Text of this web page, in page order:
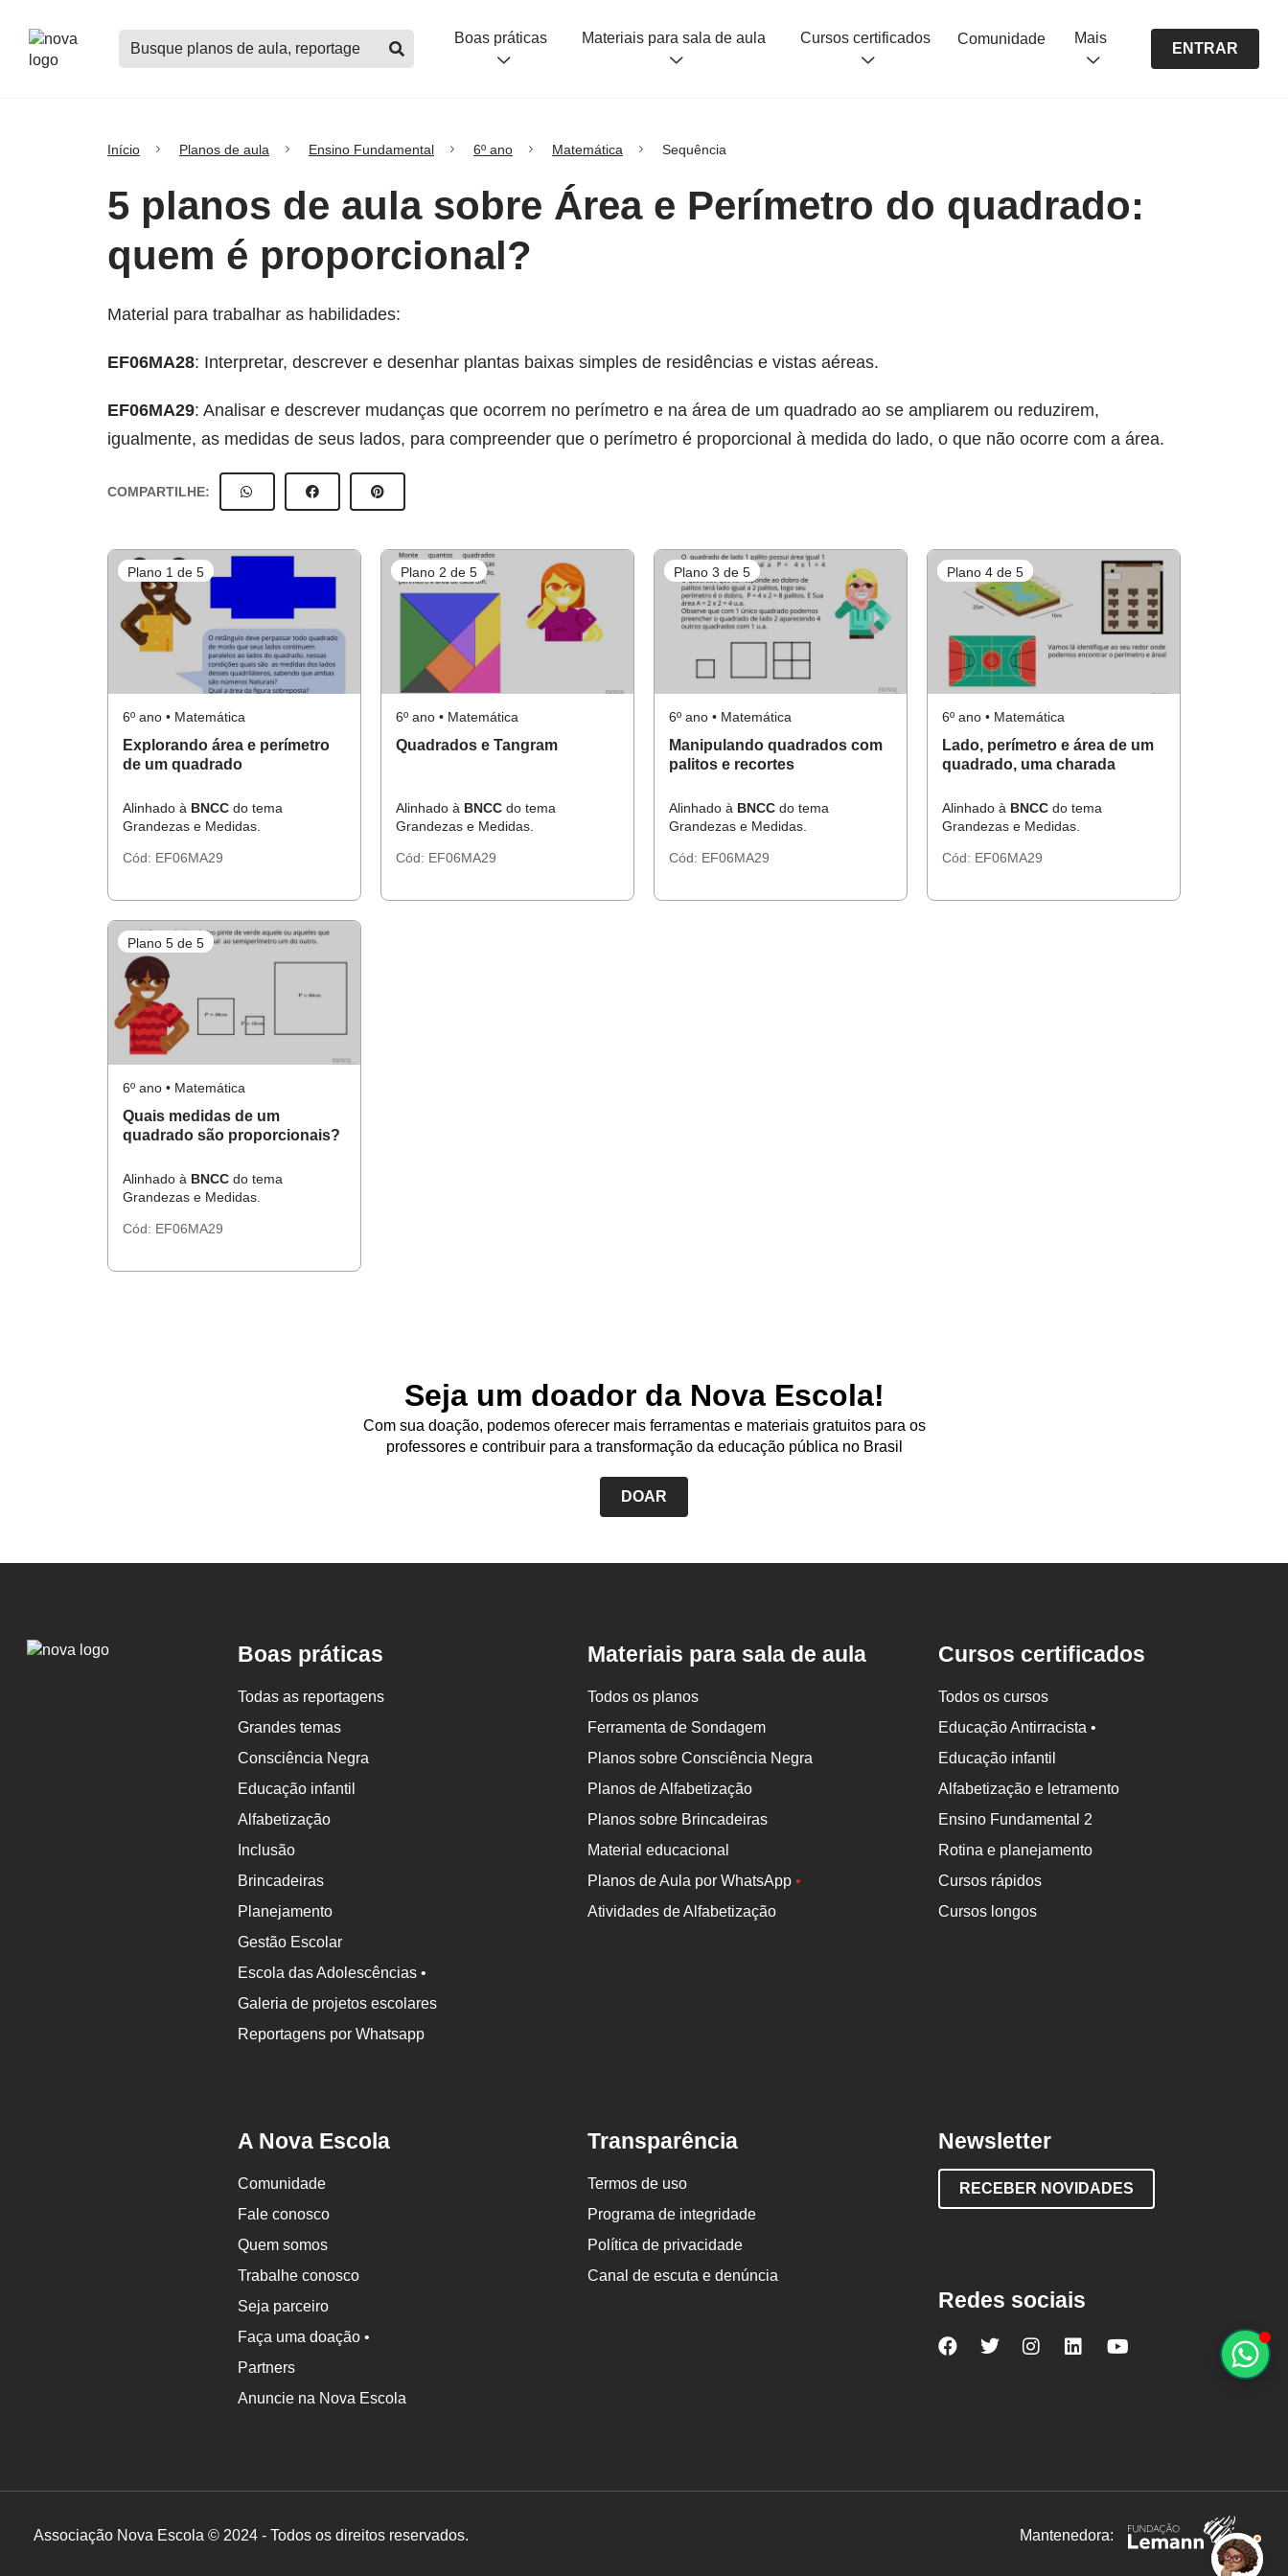
Buscar
planos
cursos
Boas práticas Materiais para sala de aula Cursos certificados Comunidade Mais
ENTRAR
Início Planos de aula Ensino Fundamental 6º ano Matemática Sequência
5 planos de aula sobre Área e Perímetro do quadrado:
quem é proporcional?
Material para trabalhar as habilidades:
EF06MA28: Interpretar, descrever e desenhar plantas baixas simples de residências e vistas aéreas.
EF06MA29: Analisar e descrever mudanças que ocorrem no perímetro e na área de um quadrado ao se ampliarem ou reduzirem,
igualmente, as medidas de seus lados, para compreender que o perímetro é proporcional à medida do lado, o que não ocorre com a área.
COMPARTILHE:
Plano 1 de 5
6º ano • Matemática
Explorando área e perímetro
de um quadrado
Alinhado à BNCC do tema
Grandezas e Medidas.
Cód: EF06MA29
Plano 2 de 5
6º ano • Matemática
Quadrados e Tangram
Alinhado à BNCC do tema
Grandezas e Medidas.
Cód: EF06MA29
Plano 3 de 5
6º ano • Matemática
Manipulando quadrados com
palitos e recortes
Alinhado à BNCC do tema
Grandezas e Medidas.
Cód: EF06MA29
Plano 4 de 5
6º ano • Matemática
Lado, perímetro e área de um
quadrado, uma charada
Alinhado à BNCC do tema
Grandezas e Medidas.
Cód: EF06MA29
Plano 5 de 5
6º ano • Matemática
Quais medidas de um
quadrado são proporcionais?
Alinhado à BNCC do tema
Grandezas e Medidas.
Cód: EF06MA29
Seja um doador da Nova Escola!
Com sua doação, podemos oferecer mais ferramentas e materiais gratuitos para os
professores e contribuir para a transformação da educação pública no Brasil
DOAR
Logo
Boas práticas
Todas as reportagens
Grandes temas
Consciência Negra
Educação infantil
Alfabetização
Inclusão
Brincadeiras
Planejamento
Gestão Escolar
Escola das Adolescências •
Galeria de projetos escolares
Reportagens por Whatsapp
Materiais para sala de aula
Todos os planos
Ferramenta de Sondagem
Planos sobre Consciência Negra
Planos de Alfabetização
Planos sobre Brincadeiras
Material educacional
Planos de Aula por WhatsApp•
Atividades de Alfabetização
Cursos certificados
Todos os cursos
Educação Antirracista •
Educação infantil
Alfabetização e letramento
Ensino Fundamental 2
Rotina e planejamento
Cursos rápidos
Cursos longos
A Nova Escola
Comunidade
Fale conosco
Quem somos
Trabalhe conosco
Seja parceiro
Faça uma doação •
Partners
Anuncie na Nova Escola
Transparência
Termos de uso
Programa de integridade
Política de privacidade
Canal de escuta e denúncia
Newsletter
RECEBER NOVIDADES
Redes sociais
NovaNova Nova NovaNova
Associação Nova Escola © 2024 - Todos os direitos reservados. Mantenedora: